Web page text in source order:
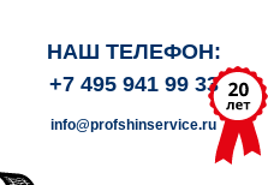
НАШ ТЕЛЕФОН:
+7 495 941 99 33
info@profshinservice.ru